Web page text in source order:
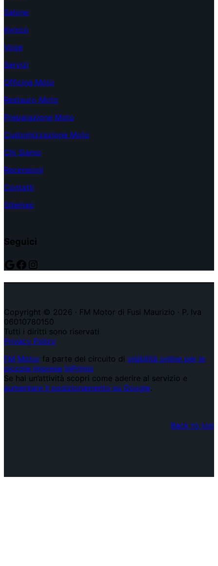
Salone
Kymco
Voge
Servizi
Officina Moto
Restauro Moto
Preparazione Moto
Customizzazione Moto
Chi Siamo
Recensioni
Contatti
Sitemap
Seguici
Google
Facebook
Instagram
Copyright © 2026 · FM Motor di Fusi Maurizio · P. Iva
06010780150
Tutti i diritti sono riservati
Privacy Policy
FM Motor fa parte del circuito di visibilità online per le
piccole imprese InPrimis
Se hai un’attività scopri come aderire al servizio e
aumentare il posizionamento su Google.
Back to top